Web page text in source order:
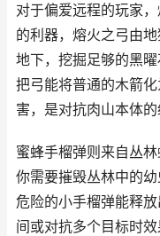
对于偏爱远程的玩家
的利器，熔火之弓由
地下，挖掘足够的黑
把弓能将普通的木箭
害，是对抗肉山本体的
蜜蜂手榴弹则来自丛
你需要摧毁丛林中的
危险的小手榴弹能释
间或对抗多个目标时